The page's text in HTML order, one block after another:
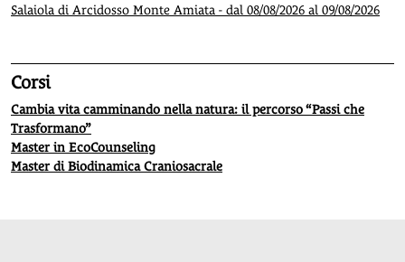
Salaiola di Arcidosso Monte Amiata - dal 08/08/2026 al 09/08/2026
Corsi
Cambia vita camminando nella natura: il percorso “Passi che
Trasformano”
Master in EcoCounseling
Master di Biodinamica Craniosacrale